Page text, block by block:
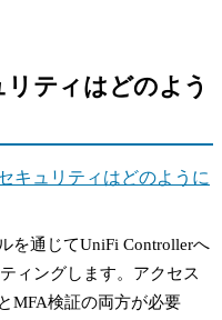
ティはどのよう
キュリティはどのように
を通じてUniFi Controllerへ
ィングします。アクセス
MFA検証の両方が必要